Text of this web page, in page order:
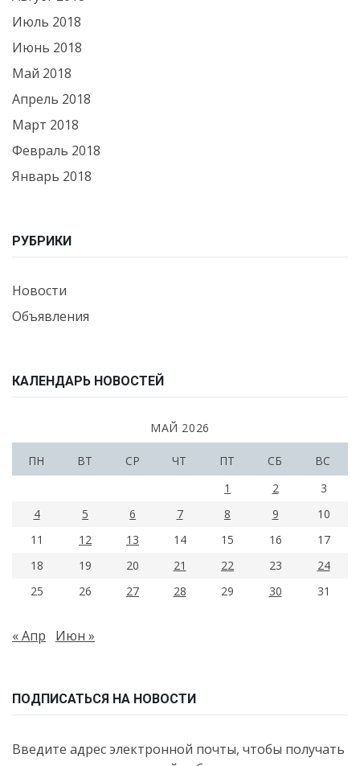
Июль 2018
Июнь 2018
Май 2018
Апрель 2018
Март 2018
Февраль 2018
Январь 2018
РУБРИКИ
Новости
Объявления
КАЛЕНДАРЬ НОВОСТЕЙ
МАЙ 2026
ПН ВТ СР ЧТ ПТ СБ
ВС
1
2
3
4
5 6 7 8 9
10
11
12 13 14 15 16
17
18
19 20 21 22 23
24
25
26 27 28 29 30 31
« Апр Июн »
ПОДПИСАТЬСЯ НА НОВОСТИ
Введите адрес электронной почты, чтобы получать